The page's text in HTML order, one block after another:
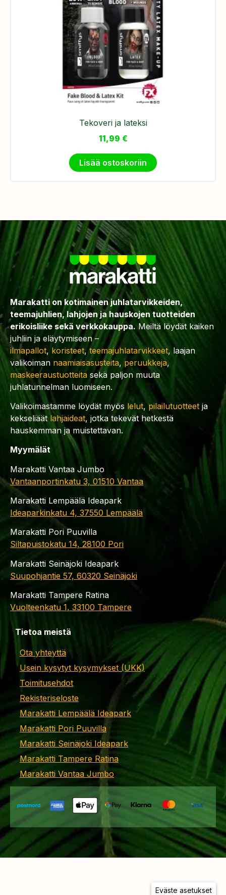
Tekoveri ja lateksi
11,99 €
Lisää ostoskoriin
Marakatti on kotimainen juhlatarvikkeiden,
teemajuhlien, lahjojen ja hauskojen tuotteiden
erikoisliike sekä verkkokauppa. Meiltä löydät kaiken
juhliin ja eläytymiseen –
ilmapallot, koristeet,teemajuhlatarvikkeet, laajan
valikoiman naamiaisasusteita, peruukkeja,
maskeeraustuotteita sekä paljon muuta
juhlatunnelman luomiseen.
Valikoimastamme löydät myös lelut,pilailutuotteet ja
kekseliäät lahjaideat, jotka tekevät hetkestä
hauskemman ja muistettavan.
Myymälät
Marakatti Vantaa Jumbo
Vantaanportinkatu 3, 01510 Vantaa
Marakatti Lempäälä Ideapark
Ideaparkinkatu 4, 37550 Lempäälä
Marakatti Pori Puuvilla
Siltapuistokatu 14, 28100 Pori
Marakatti Seinäjoki Ideapark
Suupohjantie 57, 60320 Seinäjoki
Marakatti Tampere Ratina
Vuolteenkatu 1, 33100 Tampere
Tietoa meistä
Ota yhteyttä
Usein kysytyt kysymykset (UKK)
Toimitusehdot
Rekisteriseloste
Marakatti Lempäälä Ideapark
Marakatti Pori Puuvilla
Marakatti Seinäjoki Ideapark
Marakatti Tampere Ratina
Marakatti Vantaa Jumbo
Eväste asetukset